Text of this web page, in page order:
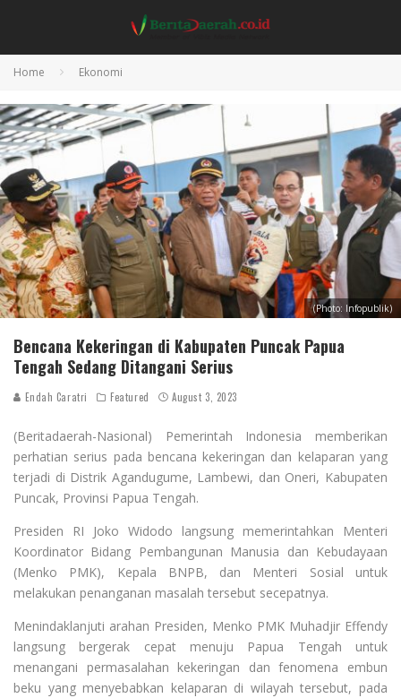
Home Ekonomi
(Photo: Infopublik)
Bencana Kekeringan di Kabupaten Puncak Papua
Tengah Sedang Ditangani Serius
Endah Caratri Featured August 3, 2023
(Beritadaerah-Nasional) Pemerintah Indonesia memberikan
perhatian serius pada bencana kekeringan dan kelaparan yang
terjadi di Distrik Agandugume, Lambewi, dan Oneri, Kabupaten
Puncak, Provinsi Papua Tengah.
Presiden RI Joko Widodo langsung memerintahkan Menteri
Koordinator Bidang Pembangunan Manusia dan Kebudayaan
(Menko PMK), Kepala BNPB, dan Menteri Sosial untuk
melakukan penanganan masalah tersebut secepatnya.
Menindaklanjuti arahan Presiden, Menko PMK Muhadjir Effendy
langsung bergerak cepat menuju Papua Tengah untuk
menangani permasalahan kekeringan dan fenomena embun
beku yang menyebabkan kelaparan di wilayah tersebut, pada